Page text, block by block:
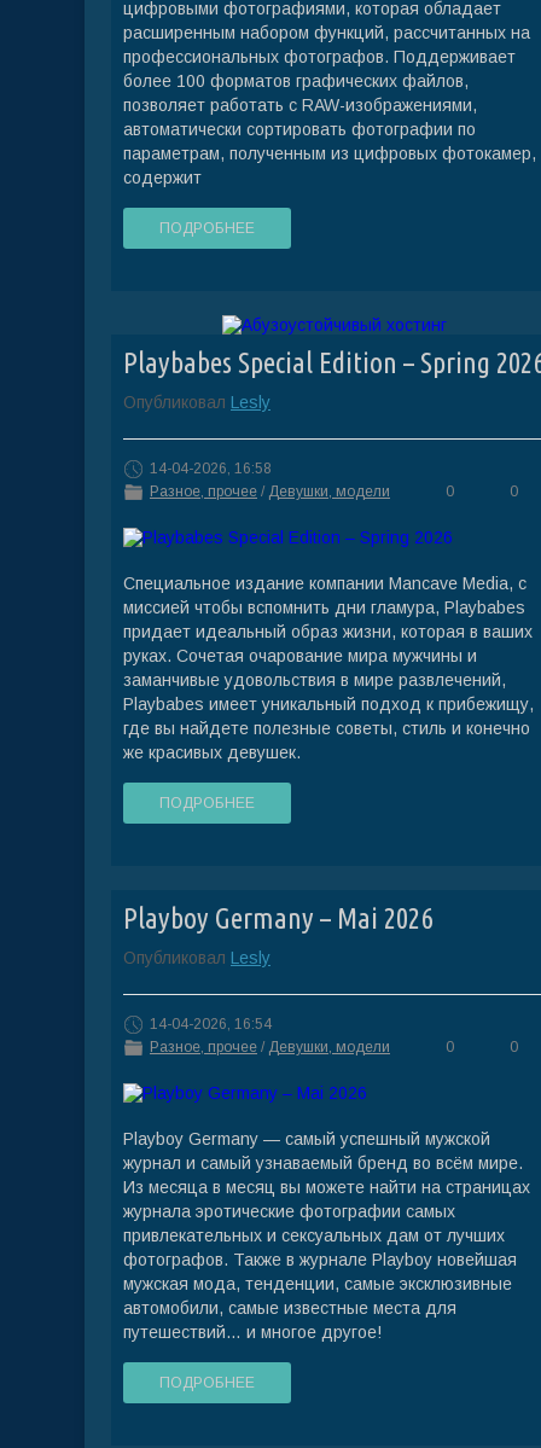
цифровыми фотографиями, которая обладает
расширенным набором функций, рассчитанных на
профессиональных фотографов. Поддерживает
более 100 форматов графических файлов,
позволяет работать с RAW-изображениями,
автоматически сортировать фотографии по
параметрам, полученным из цифровых фотокамер,
содержит
ПОДРОБНЕЕ
Playbabes Special Edition – Spring
Опубликовал Lesly
14-04-2026, 16:58
Разное, прочее / Девушки, модели 0 0
Специальное издание компании Mancave Media, с
миссией чтобы вспомнить дни гламура, Playbabes
придает идеальный образ жизни, которая в ваших
руках. Сочетая очарование мира мужчины и
заманчивые удовольствия в мире развлечений,
Playbabes имеет уникальный подход к прибежищу,
где вы найдете полезные советы, стиль и конечно
же красивых девушек.
ПОДРОБНЕЕ
Playboy Germany – Mai 2026
Опубликовал Lesly
14-04-2026, 16:54
Разное, прочее / Девушки, модели 0 0
Playboy Germany — самый успешный мужской
журнал и самый узнаваемый бренд во всём мире.
Из месяца в месяц вы можете найти на страницах
журнала эротические фотографии самых
привлекательных и сексуальных дам от лучших
фотографов. Также в журнале Playboy новейшая
мужская мода, тенденции, самые эксклюзивные
автомобили, самые известные места для
путешествий… и многое другое!
ПОДРОБНЕЕ